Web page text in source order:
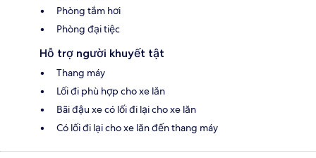
Phòng tắm hơi
Phòng đại tiệc
Hỗ trợ người khuyết tật
Thang máy
Lối đi phù hợp cho xe lăn
Bãi đậu xe có lối đi lại cho xe lăn
Có lối đi lại cho xe lăn đến thang máy